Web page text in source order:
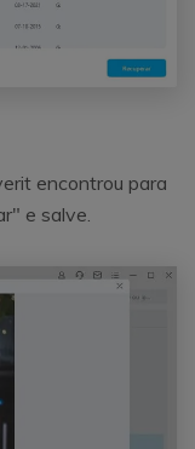
encontrou para
e salve.